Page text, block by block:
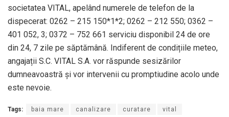
societatea VITAL, apelând numerele de telefon de la
dispecerat: 0262 – 215 150*1*2; 0262 – 212 550; 0362 –
401 052, 3; 0372 – 752 661 serviciu disponibil 24 de ore
din 24, 7 zile pe săptămână. Indiferent de condițiile meteo,
angajații S.C. VITAL S.A. vor răspunde sesizărilor
dumneavoastră și vor intervenii cu promptiudine acolo unde
este nevoie.
Tags: baia mare canalizare curatare vital